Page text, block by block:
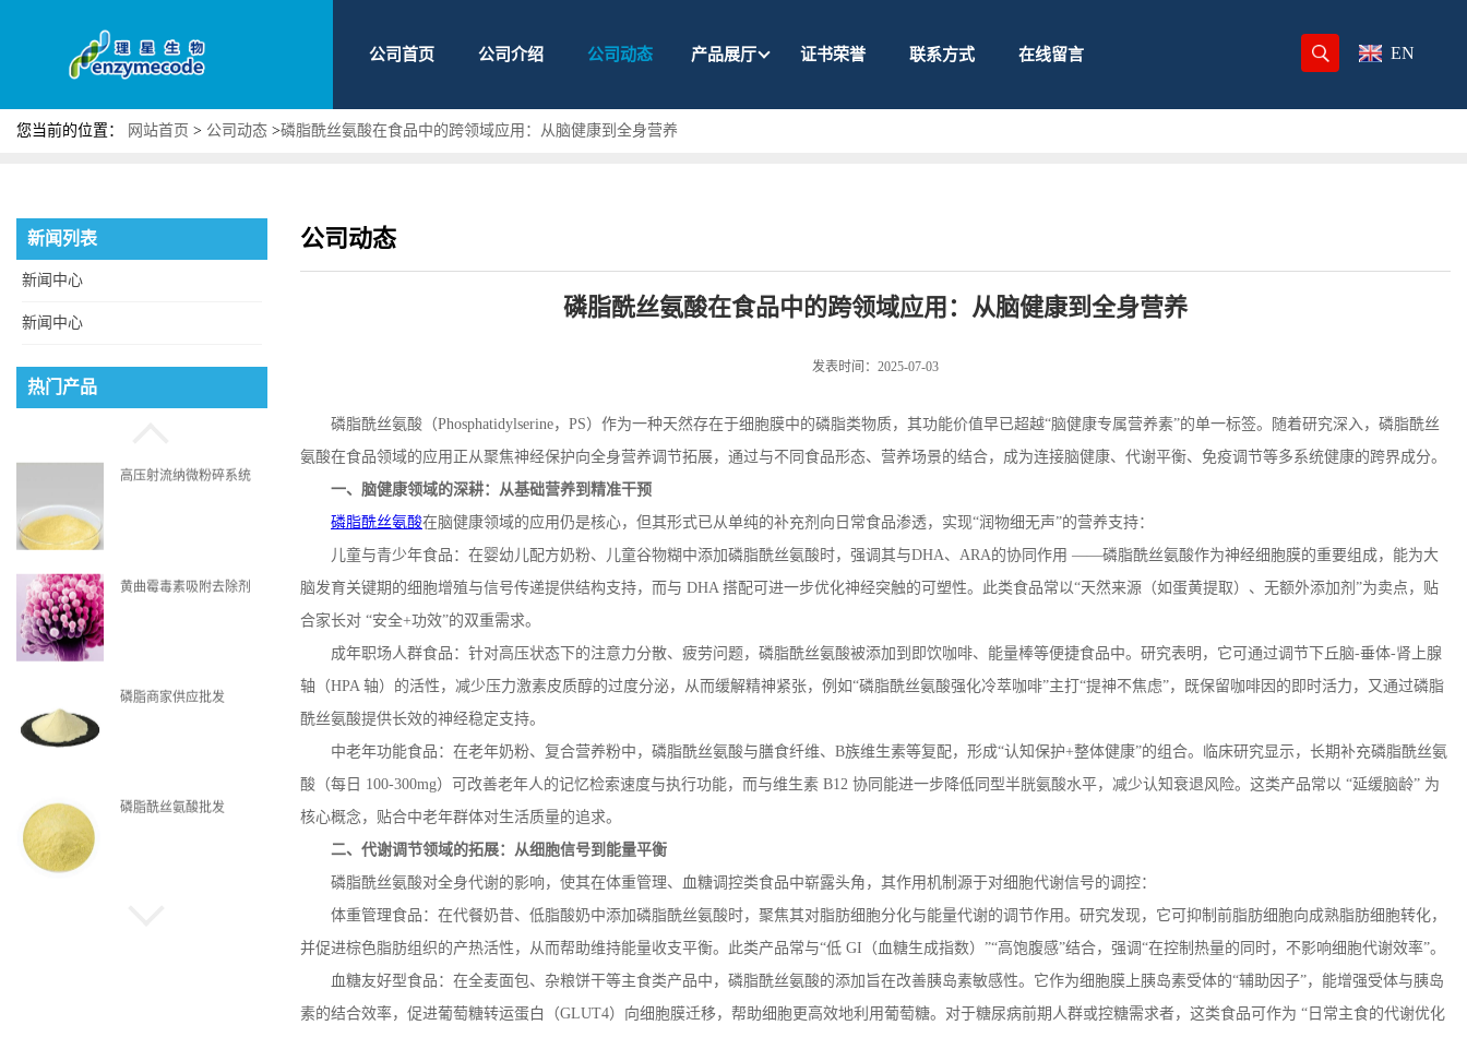
公司首页 公司介绍 公司动态 产品展厅 证书荣誉 联系方式 在线留言 EN
您当前的位置： 网站首页 > 公司动态 >磷脂酰丝氨酸在食品中的跨领域应用：从脑健康到全身营养
新闻列表
新闻中心
新闻中心
热门产品
磷脂酰丝氨酸
高压射流纳微粉碎系统
黄曲霉毒素吸附去除剂
磷脂商家供应批发
磷脂酰丝氨酸批发
公司动态
磷脂酰丝氨酸在食品中的跨领域应用：从脑健康到全身营养
发表时间：2025-07-03
磷脂酰丝氨酸（Phosphatidylserine， PS）作为一种天然存在于细胞膜中的磷脂类物质，其功能价值早已超越“脑健康专属营养素”的单一标签。随着研究深入，磷脂酰丝
氨酸在食品领域的应用正从聚焦神经保护向全身营养调节拓展，通过与不同食品形态、营养场景的结合，成为连接脑健康、代谢平衡、免疫调节等多系统健康的跨界成分。
一、脑健康领域的深耕：从基础营养到精准干预
磷脂酰丝氨酸在脑健康领域的应用仍是核心，但其形式已从单纯的补充剂向日常食品渗透，实现“润物细无声”的营养支持：
儿童与青少年食品：在婴幼儿配方奶粉、儿童谷物糊中添加磷脂酰丝氨酸时，强调其与DHA、 ARA的协同作用 ——磷脂酰丝氨酸作为神经细胞膜的重要组成，能为大
脑发育关键期的细胞增殖与信号传递提供结构支持，而与 DHA 搭配可进一步优化神经突触的可塑性。此类食品常以“天然来源（如蛋黄提取）、无额外添加剂”为卖点，贴
合家长对 “安全+功效”的双重需求。
成年职场人群食品：针对高压状态下的注意力分散、疲劳问题，磷脂酰丝氨酸被添加到即饮咖啡、能量棒等便捷食品中。研究表明，它可通过调节下丘脑-垂体-肾上腺
轴（HPA 轴）的活性，减少压力激素皮质醇的过度分泌，从而缓解精神紧张，例如“磷脂酰丝氨酸强化冷萃咖啡”主打“提神不焦虑”，既保留咖啡因的即时活力，又通过磷脂
酰丝氨酸提供长效的神经稳定支持。
中老年功能食品：在老年奶粉、复合营养粉中，磷脂酰丝氨酸与膳食纤维、 B族维生素等复配，形成“认知保护+整体健康”的组合。临床研究显示，长期补充磷脂酰丝氨
酸（每日 100-300mg）可改善老年人的记忆检索速度与执行功能，而与维生素 B12 协同能进一步降低同型半胱氨酸水平，减少认知衰退风险。这类产品常以 “延缓脑龄” 为
核心概念，贴合中老年群体对生活质量的追求。
二、代谢调节领域的拓展：从细胞信号到能量平衡
磷脂酰丝氨酸对全身代谢的影响，使其在体重管理、血糖调控类食品中崭露头角，其作用机制源于对细胞代谢信号的调控：
体重管理食品：在代餐奶昔、低脂酸奶中添加磷脂酰丝氨酸时，聚焦其对脂肪细胞分化与能量代谢的调节作用。研究发现，它可抑制前脂肪细胞向成熟脂肪细胞转化，
并促进棕色脂肪组织的产热活性，从而帮助维持能量收支平衡。此类产品常与“低 GI （血糖生成指数）”“高饱腹感”结合，强调“在控制热量的同时，不影响细胞代谢效率”。
血糖友好型食品：在全麦面包、杂粮饼干等主食类产品中，磷脂酰丝氨酸的添加旨在改善胰岛素敏感性。它作为细胞膜上胰岛素受体的“辅助因子”，能增强受体与胰岛
素的结合效率，促进葡萄糖转运蛋白（GLUT4）向细胞膜迁移，帮助细胞更高效地利用葡萄糖。对于糖尿病前期人群或控糖需求者，这类食品可作为 “日常主食的代谢优化